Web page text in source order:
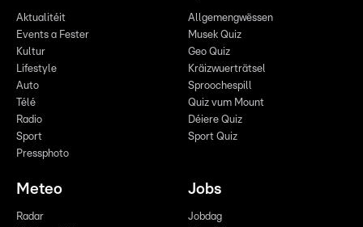
Aktualitéit
Events a Fester
Kultur
Lifestyle
Auto
Télé
Radio
Sport
Pressphoto
Allgemengwëssen
Musek Quiz
Geo Quiz
Kräizwuerträtsel
Sproochespill
Quiz vum Mount
Déiere Quiz
Sport Quiz
Meteo
Radar
Jobs
Jobdag